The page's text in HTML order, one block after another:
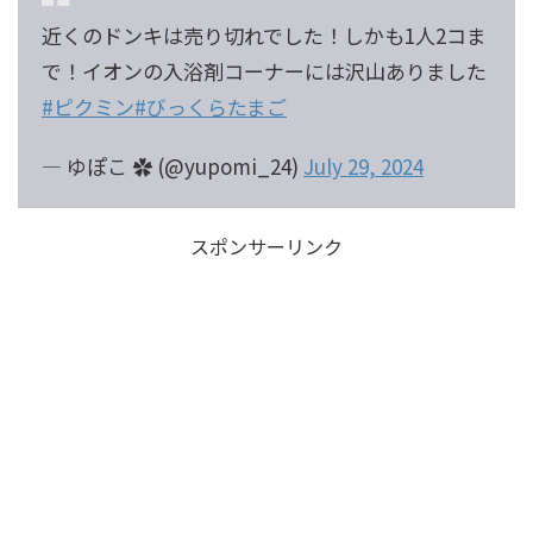
近くのドンキは売り切れでした！しかも1人2コま
で！イオンの入浴剤コーナーには沢山ありました
#ピクミン#びっくらたまご
— ゆぽこ ✿ (@yupomi_24) July 29, 2024
スポンサーリンク